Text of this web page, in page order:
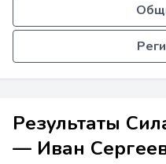
Результаты
— Иван